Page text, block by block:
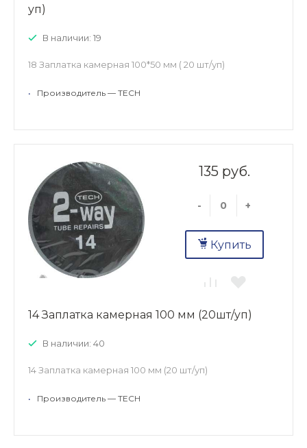
уп)
В наличии: 19
18 Заплатка камерная 100*50 мм ( 20 шт/уп)
• Производитель — TECH
135 руб.
- +
Купить
14 Заплатка камерная 100 мм (20шт/уп)
В наличии: 40
14 Заплатка камерная 100 мм (20 шт/уп)
• Производитель — TECH